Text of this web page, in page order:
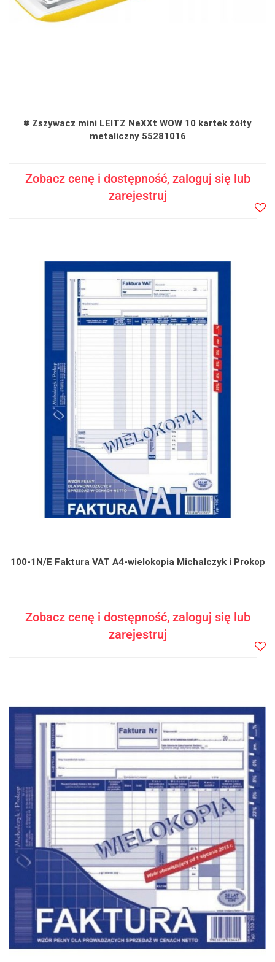
# Zszywacz mini LEITZ NeXXt WOW 10 kartek żółty
metaliczny 55281016
Zobacz cenę i dostępność, zaloguj się lub
zarejestruj
100-1N/E Faktura VAT A4-wielokopia Michalczyk i Prokop
Zobacz cenę i dostępność, zaloguj się lub
zarejestruj